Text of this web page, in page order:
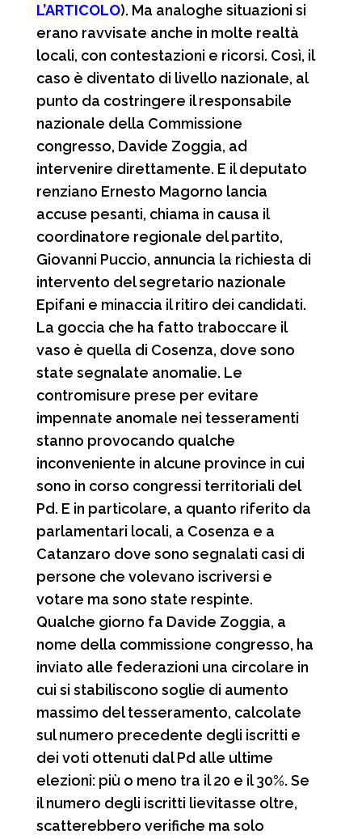
k
p
m
d
i
L’ARTICOLO). Ma analoghe situazioni si
erano ravvisate anche in molte realtà
locali, con contestazioni e ricorsi. Così, il
caso è diventato di livello nazionale, al
punto da costringere il responsabile
nazionale della Commissione
congresso, Davide Zoggia, ad
intervenire direttamente. E il deputato
renziano Ernesto Magorno lancia
accuse pesanti, chiama in causa il
coordinatore regionale del partito,
Giovanni Puccio, annuncia la richiesta di
intervento del segretario nazionale
Epifani e minaccia il ritiro dei candidati.
La goccia che ha fatto traboccare il
vaso è quella di Cosenza, dove sono
state segnalate anomalie. Le
contromisure prese per evitare
impennate anomale nei tesseramenti
stanno provocando qualche
inconveniente in alcune province in cui
sono in corso congressi territoriali del
Pd. E in particolare, a quanto riferito da
parlamentari locali, a Cosenza e a
Catanzaro dove sono segnalati casi di
persone che volevano iscriversi e
votare ma sono state respinte.
Qualche giorno fa Davide Zoggia, a
nome della commissione congresso, ha
inviato alle federazioni una circolare in
cui si stabiliscono soglie di aumento
massimo del tesseramento, calcolate
sul numero precedente degli iscritti e
dei voti ottenuti dal Pd alle ultime
elezioni: più o meno tra il 20 e il 30%. Se
il numero degli iscritti lievitasse oltre,
scatterebbero verifiche ma solo